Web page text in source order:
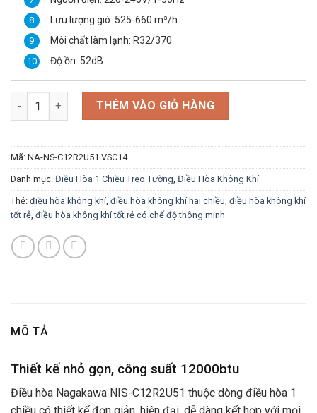
Lưu lượng gió: 525-660 m³/h
Môi chất làm lạnh: R32/370
Độ ồn: 52dB
Điều Hòa Nagakawa Inverter 12000Btu 1 chiều NIS-C12R2U51
THÊM VÀO GIỎ HÀNG
Mã: NA-NS-C12R2U51 VSC14
Danh mục: Điều Hòa 1 Chiều Treo Tường, Điều Hòa Không Khí
Thẻ: điều hòa không khí, điều hòa không khí hai chiều, điều hòa không khí
tốt rẻ, điều hòa không khí tốt rẻ có chế độ thông minh
MÔ TẢ
Thiết kế nhỏ gọn, công suất 12000btu
Điều hòa Nagakawa NIS-C12R2U51 thuộc dòng điều hòa 1